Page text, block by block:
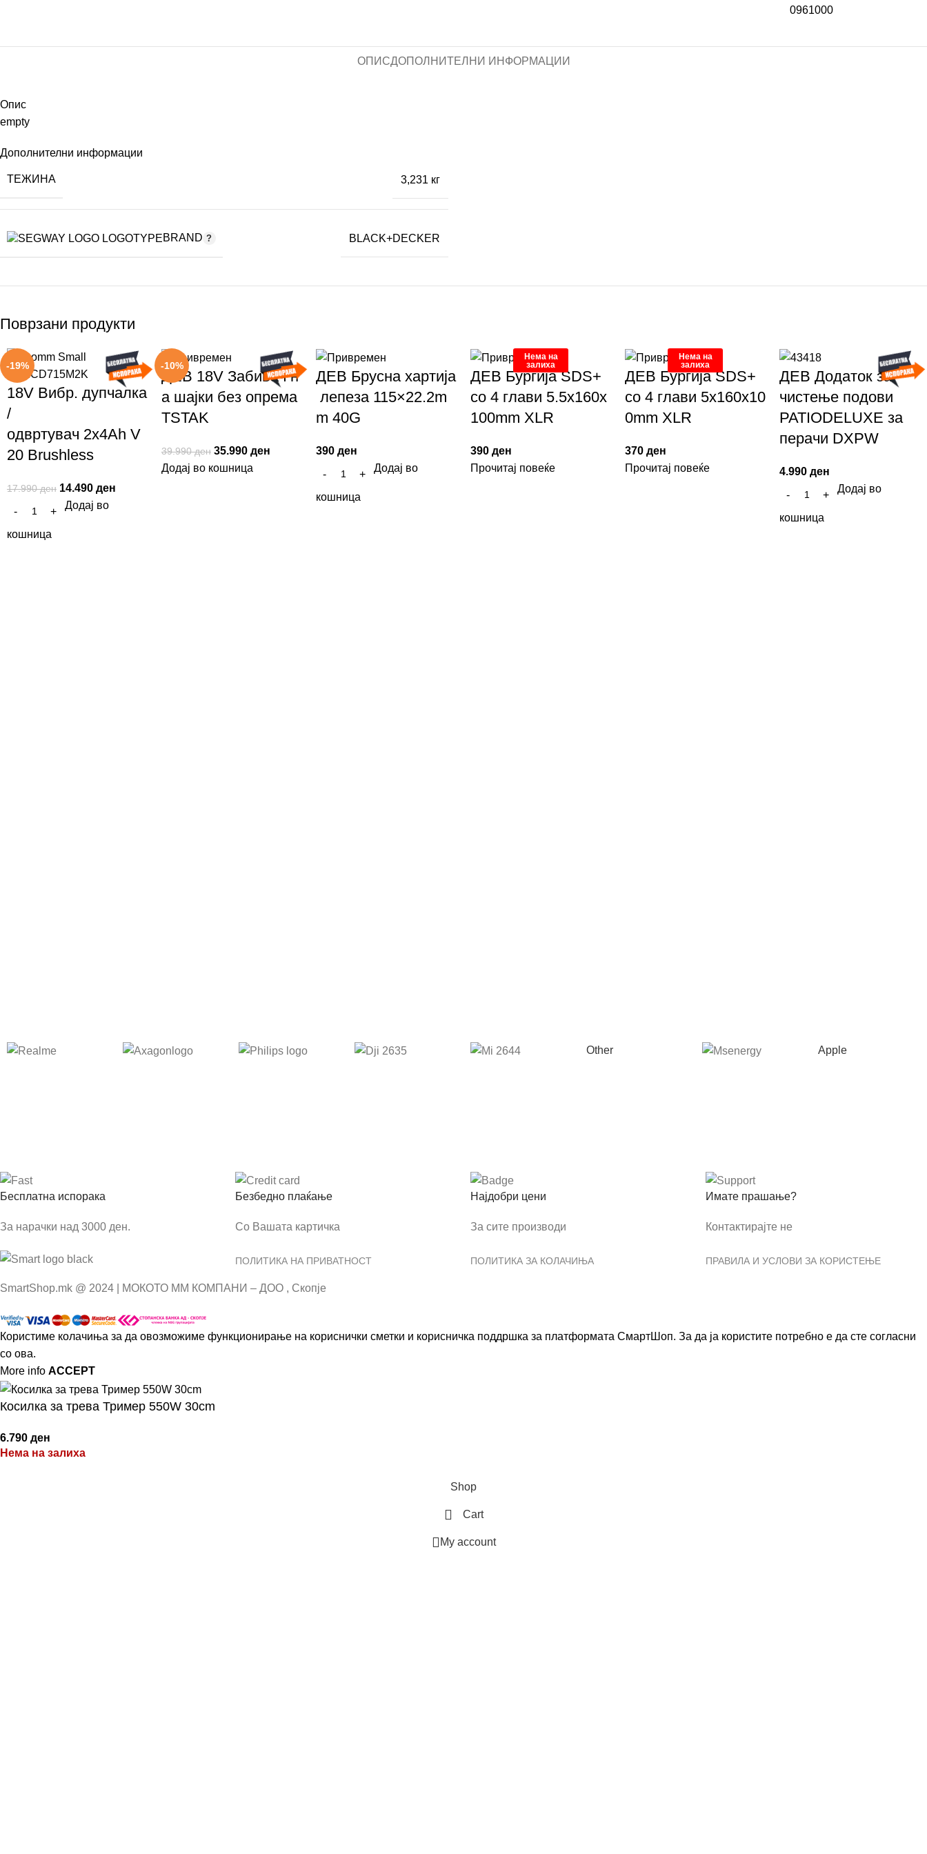
ОПИСДОПОЛНИТЕЛНИ ИНФОРМАЦИИ
Опис
empty
Дополнителни информации
ТЕЖИНА 3,231 кг
BRAND BLACK+DECKER
Поврзани продукти
-19%
18V Вибр. дупчалка
/
одвртувач 2x4Ah V
20 Brushless
17.990ден 14.490 ден
Додај во
кошница
-10%
ДЕВ 18V Забивач н
а шајки без опрема
TSTAK
39.990ден 35.990 ден
Додај во кошница
ДЕВ Брусна хартија
лепеза 115×22.2m
m 40G
390 ден
Додај во
кошница
Нема на
залиха
ДЕВ Бургија SDS+
со 4 глави 5.5x160x
100mm XLR
390 ден
Прочитај повеќе
Нема на
залиха
ДЕВ Бургија SDS+
со 4 глави 5x160x10
0mm XLR
370 ден
Прочитај повеќе
ДЕВ Додаток за
чистење подови
PATIODELUXE за
перачи DXPW
4.990 ден
Додај во
кошница
Other Apple
Бесплатна испорака
За нарачки над 3000 ден.
Безбедно плаќање
Со Вашата картичка
Најдобри цени
За сите производи
Имате прашање?
Контактирајте не
ПОЛИТИКА НА ПРИВАТНОСТ ПОЛИТИКА ЗА КОЛАЧИЊА ПРАВИЛА И УСЛОВИ ЗА КОРИСТЕЊЕ
SmartShop.mk @ 2024 | МОКОТО ММ КОМПАНИ – ДОО , Скопје
Користиме колачиња за да овозможиме функционирање на кориснички сметки и корисничка поддршка за платформата СмартШоп. За да ја користите потребно е да сте согласни
со ова.
More info ACCEPT
Косилка за трева Тример 550W 30cm
6.790 ден
Нема на залиха
Shop
Cart
My account